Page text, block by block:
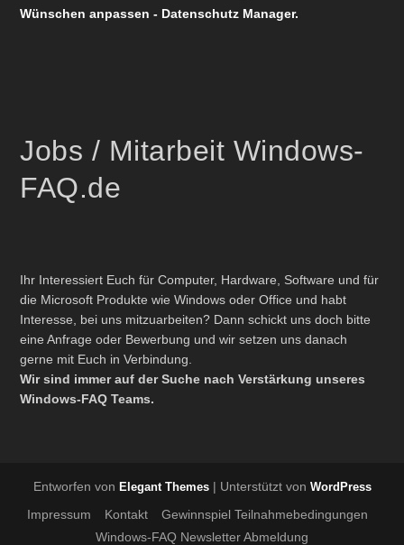
Wünschen anpassen - Datenschutz Manager.
Jobs / Mitarbeit Windows-
FAQ.de
Ihr Interessiert Euch für Computer, Hardware, Software und für
die Microsoft Produkte wie Windows oder Office und habt
Interesse, bei uns mitzuarbeiten? Dann schickt uns doch bitte
eine Anfrage oder Bewerbung und wir setzen uns danach
gerne mit Euch in Verbindung.
Wir sind immer auf der Suche nach Verstärkung unseres
Windows-FAQ Teams.
Entworfen von Elegant Themes| Unterstützt von WordPress
Impressum Kontakt
Gewinnspiel Teilnahmebedingungen
Windows-FAQ Newsletter Abmeldung